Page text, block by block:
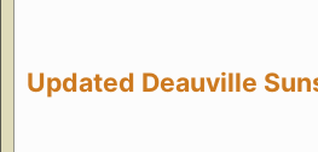
Updated Deauville